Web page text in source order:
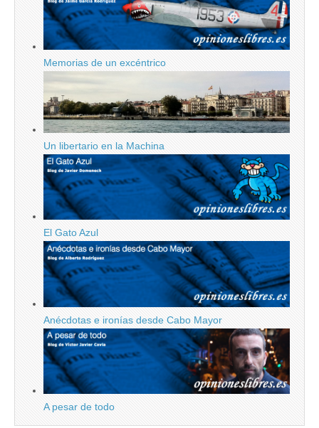
Memorias de un excéntrico
Un libertario en la Machina
El Gato Azul
Anécdotas e ironías desde Cabo Mayor
A pesar de todo